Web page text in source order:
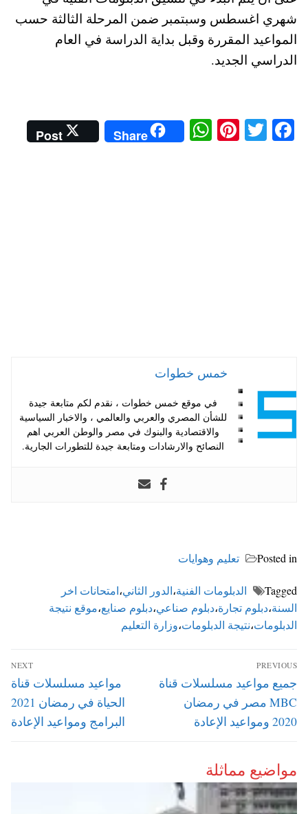
شهري اغسطس وسبتمبر ضمن المرحلة الثالثة حسب
المواعيد المقررة وقبل بداية الدراسة في العام
الدراسي الجديد.
Fa
T
Pi
W
ha
Share
Post
خمس خطوات
في موقع خمس خطوات ، نقدم لكم متابعة جيدة
للشأن المصري والعربي والعالمي ، والاخبار السياسية
والاقتصادية والبنوك في مصر والوطن العربي اهم
النصائح والارشادات ومتابعة جيدة للتطورات الجارية.
Posted in تعليم وهوايات
Tagged الدبلومات الفنية،الدور الثاني،امتحانات اخر
السنة،دبلوم تجارة،دبلوم صناعي،دبلوم صنايع،موقع نتيجة
الدبلومات،نتيجة الدبلومات،وزارة التعليم
تصفّح
المقالات
PREVIOUS
Previous
post:
جميع مواعيد مسلسلات قناة
MBC مصر في رمضان
2020 ومواعيد الإعادة
NEXT
Next
post:
مواعيد مسلسلات قناة
الحياة في رمضان 2021
البرامج ومواعيد الإعادة
مواضيع مماثلة